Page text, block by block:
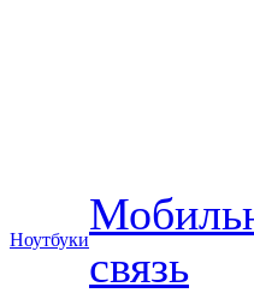
Ноутбуки
связь